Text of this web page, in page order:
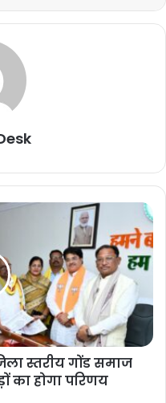
स्तरीय गोंड समाज
का होगा परिणय